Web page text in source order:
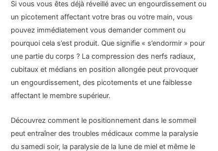
Si vous vous êtes déjà réveillé avec un engourdissement ou
un picotement affectant votre bras ou votre main, vous
pouvez immédiatement vous demander comment ou
pourquoi cela s’est produit. Que signifie « s’endormir » pour
une partie du corps ? La compression des nerfs radiaux,
cubitaux et médians en position allongée peut provoquer
un engourdissement, des picotements et une faiblesse
affectant le membre supérieur.
Découvrez comment le positionnement dans le sommeil
peut entraîner des troubles médicaux comme la paralysie
du samedi soir, la paralysie de la lune de miel et même le